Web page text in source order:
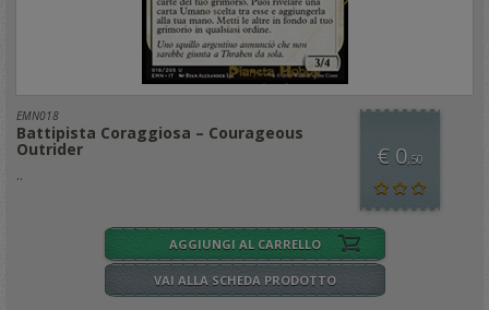
EMN018
Battipista Coraggiosa – Courageous
Outrider
..
€ 0,50
AGGIUNGI AL CARRELLO
VAI ALLA SCHEDA PRODOTTO